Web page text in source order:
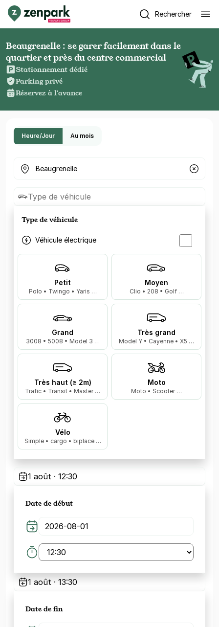
Rechercher
Beaugrenelle : se garer facilement dans le
quartier et près du centre commercial
Stationnement dédié
Parking privé
Réservez à l'avance
Heure/Jour Au mois
Où cherchez-vous un parking ?
Type de véhicule
Type de véhicule
Véhicule électrique
Petit
Polo • Twingo • Yaris …
Moyen
Clio • 208 • Golf …
Grand
3008 • 5008 • Model 3 …
Très grand
Model Y • Cayenne • X5 …
Très haut (≥ 2m)
Trafic • Transit • Master …
Moto
Moto • Scooter …
Vélo
Simple • cargo • biplace …
1 août · 12:30
Date de début
1 août · 13:30
Date de fin